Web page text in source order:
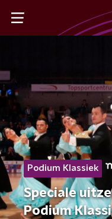
Podium Klassiek
Speciale
Podium